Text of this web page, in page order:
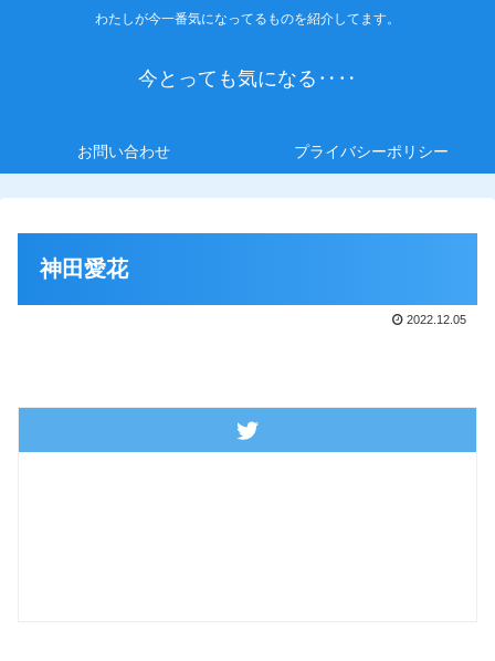
わたしが今一番気になってるものを紹介してます。
今とっても気になる‥‥
お問い合わせ プライバシーポリシー
神田愛花
2022.12.05